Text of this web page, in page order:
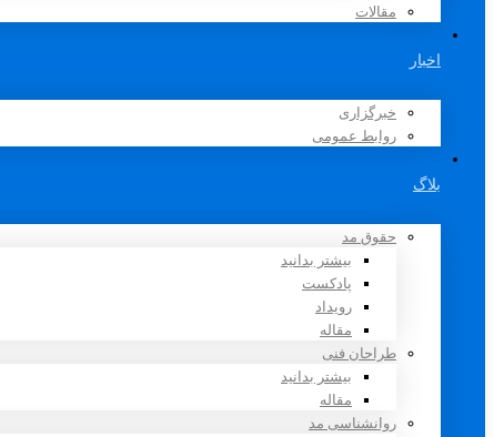
مقالات
اخبار
خبرگزاری
روابط عمومی
بلاگ
حقوق مد
بیشتر بدانید
پادکست
رویداد
مقاله
طراحان فنی
بیشتر بدانید
مقاله
روانشناسی مد